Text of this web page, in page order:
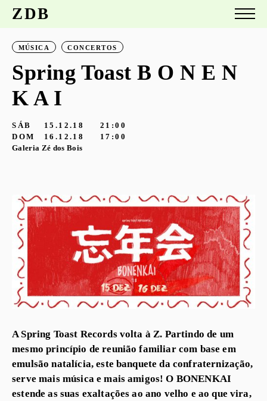
ZDB
MÚSICA CONCERTOS
Spring Toast B O N E N
K A I
SÁB 15.12.18
21:00
DOM
16.12.18
17:00
Galeria Zé dos Bois
A Spring Toast Records volta à Z. Partindo de um
mesmo princípio de reunião familiar com base em
emulsão natalícia, este banquete da confraternização,
serve mais música e mais amigos! O BONENKAI
estende as suas exaltações ao ano velho e ao que vira,